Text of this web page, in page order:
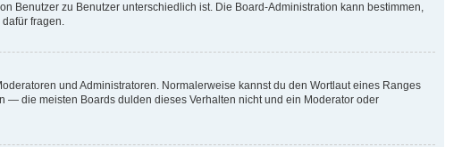
Benutzer zu Benutzer unterschiedlich ist. Die Board-Administration kann bestimmen,
fragen.
und Administratoren. Normalerweise kannst du den Wortlaut eines Ranges
— die meisten Boards dulden dieses Verhalten nicht und ein Moderator oder